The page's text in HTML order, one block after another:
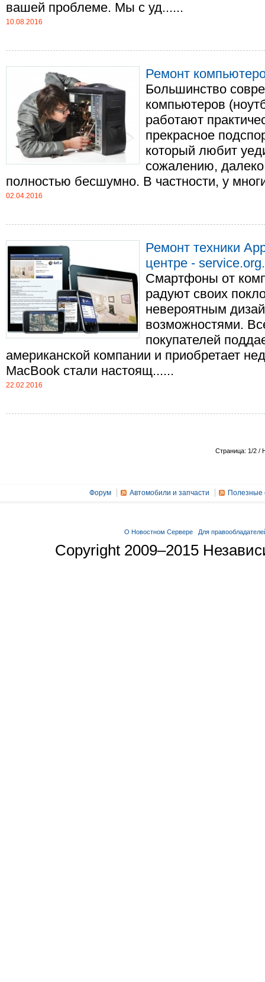
вашей проблеме. Мы с уд......
10.08.2016
Ремонт
Большинство
компьютеров
работают
прекрасное
который любит
сожалению,
полностью бесшумно. В частности, у
02.04.2016
Ремонт техники
центре -
Смартфоны от
радуют своих
невероятным
возможностями.
покупателей
американской компании и приобретает
MacBook стали настоящ......
22.02.2016
Страница: 1/2 /
Форум Автомобили и запчасти Полезные
О Новостном Сервере Для
Copyright 2009–2015